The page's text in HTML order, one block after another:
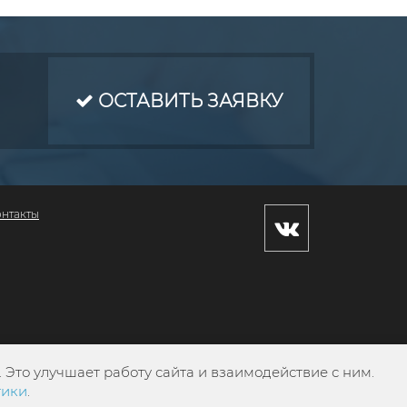
ОСТАВИТЬ ЗАЯВКУ
улучшает работу сайта и взаимодействие с ним.
.